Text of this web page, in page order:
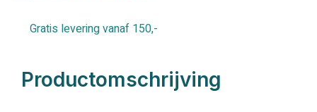
Gratis levering vanaf 150,-
Productomschrijving